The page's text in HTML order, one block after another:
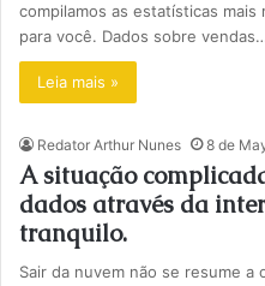
compilamos as estatísticas
para você. Dados sobre
Leia mais »
Redator Arthur Nunes 8 de
A situação
dados através da
tranquilo.
Sair da nuvem não se resume